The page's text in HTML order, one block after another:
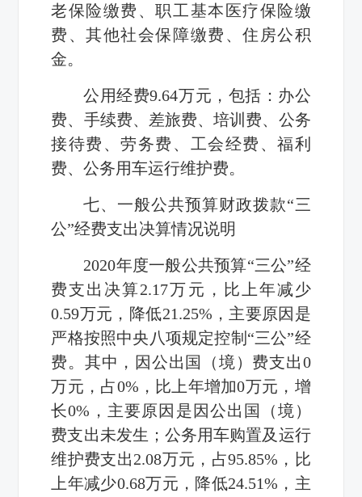
老保险缴费、职工基本医疗保险缴
费、其他社会保障缴费、住房公积
金。
公用经费9.64万元，包括：办公
费、手续费、差旅费、培训费、公务
接待费、劳务费、工会经费、福利
费、公务用车运行维护费。
七、一般公共预算财政拨款“三
公”经费支出决算情况说明
2020年度一般公共预算“三公”经
费支出决算2.17万元，比上年减少
0.59万元，降低21.25%，主要原因是
严格按照中央八项规定控制“三公”经
费。其中，因公出国（境）费支出0
万元，占0%，比上年增加0万元，增
长0%，主要原因是因公出国（境）
费支出未发生；公务用车购置及运行
维护费支出2.08万元，占95.85%，比
上年减少0.68万元，降低24.51%，主